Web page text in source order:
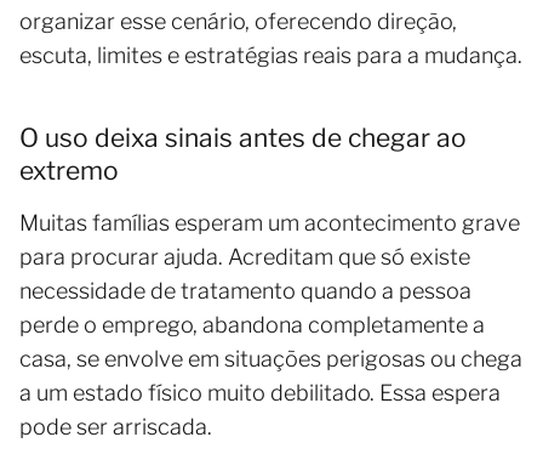
organizar esse cenário, oferecendo direção,
escuta, limites e estratégias reais para a mudança.
O uso deixa sinais antes de chegar ao
extremo
Muitas famílias esperam um acontecimento grave
para procurar ajuda. Acreditam que só existe
necessidade de tratamento quando a pessoa
perde o emprego, abandona completamente a
casa, se envolve em situações perigosas ou chega
a um estado físico muito debilitado. Essa espera
pode ser arriscada.